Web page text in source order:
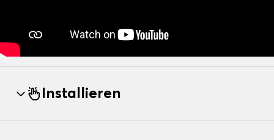
Installieren